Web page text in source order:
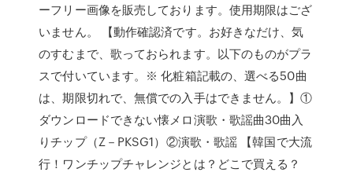
ーフリー画像を販売しております。使用期限はござ
いません。 【動作確認済です。お好きなだけ、気
のすむまで、歌っておられます。以下のものがプラ
スで付いています。※ 化粧箱記載の、選べる50曲
は、期限切れで、無償での入手はできません。】①
ダウンロードできない懐メロ演歌・歌謡曲30曲入
りチップ（Z－PKSG1）②演歌・歌謡 【韓国で大流
行！ワンチップチャレンジとは？どこで買える？